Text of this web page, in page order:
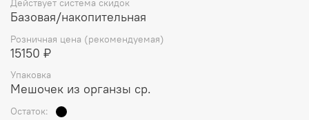
Действует система скидок
Базовая/накопительная
Розничная цена (рекомендуемая)
15150 ₽
Упаковка
Мешочек из органзы ср.
Остаток: